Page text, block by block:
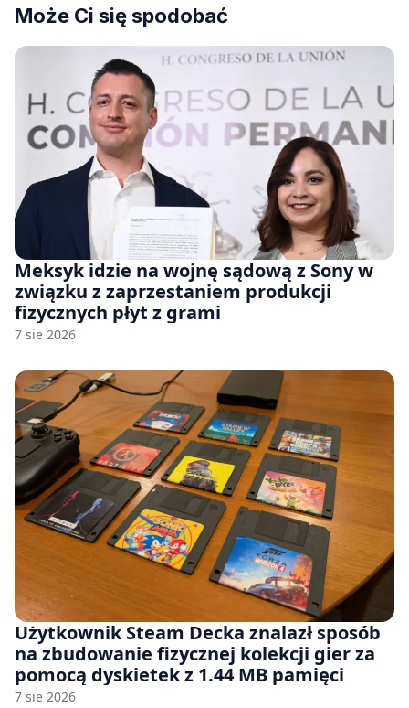
Może Ci się spodobać
Meksyk idzie na wojnę sądową z Sony w
związku z zaprzestaniem produkcji
fizycznych płyt z grami
7 sie 2026
Użytkownik Steam Decka znalazł sposób
na zbudowanie fizycznej kolekcji gier za
pomocą dyskietek z 1.44 MB pamięci
7 sie 2026